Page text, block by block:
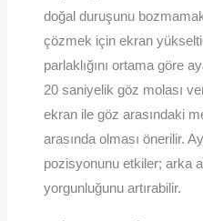
doğal duruşunu
çözmek için ekran
parlaklığını ortama göre
20 saniyelik göz molası
ekran ile göz arasındaki
arasında olması önerilir.
pozisyonunu etkiler; arka
yorgunluğunu artırabilir.